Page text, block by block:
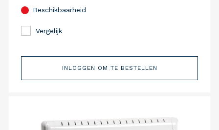
Beschikbaarheid
Vergelijk
INLOGGEN OM TE BESTELLEN